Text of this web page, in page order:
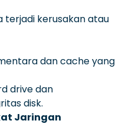
terjadi kerusakan atau
dan cache yang
drive dan
disk.
Jaringan